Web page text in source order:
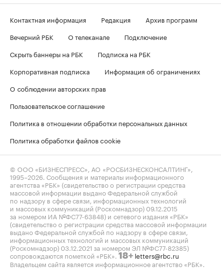
Контактная информация Редакция
Архив программ
Вечерний РБК
О телеканале
Подключение
Скрыть баннеры на РБК
Подписка на РБК
Корпоративная подписка
Информация об ограничениях
О соблюдении авторских прав
Пользовательское соглашение
Политика в отношении обработки персональных данных
Политика обработки файлов cookie
© ООО «БИЗНЕСПРЕСС», АО «РОСБИЗНЕСКОНСАЛТИНГ»,
1995–2026 . Сообщения и материалы информационного
агентства «РБК» (свидетельство о регистрации средства
массовой информации выдано Федеральной службой
по надзору в сфере связи, информационных технологий
и массовых коммуникаций (Роскомнадзор) 09.12.2015
за номером ИА №ФС77-63848) и сетевого издания «РБК»
(свидетельство о регистрации средства массовой информации
выдано Федеральной службой по надзору в сфере связи,
информационных технологий и массовых коммуникаций
(Роскомнадзор) 03.12.2021 за номером ЭЛ №ФС77-82385)
сопровождаются пометкой «РБК». 18+ letters@rbc.ru
Владельцем сайта является информационное агентство «РБК».